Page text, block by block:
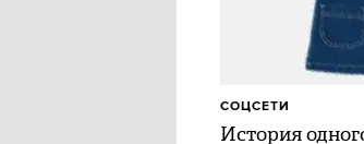
История
СОЦСЕТИ